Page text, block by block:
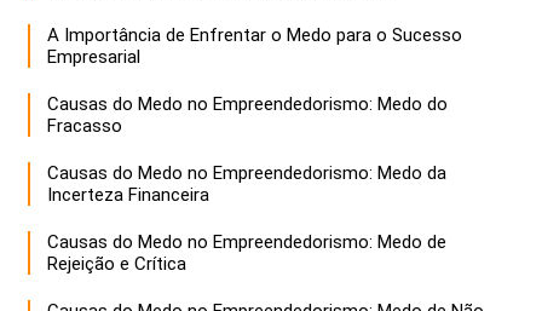
A Importância de Enfrentar o Medo para o Sucesso
Empresarial
Causas do Medo no Empreendedorismo: Medo do
Fracasso
Causas do Medo no Empreendedorismo: Medo da
Incerteza Financeira
Causas do Medo no Empreendedorismo: Medo de
Rejeição e Crítica